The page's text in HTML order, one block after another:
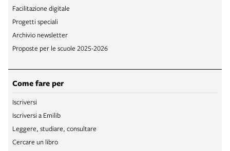
Facilitazione digitale
Progetti speciali
Archivio newsletter
Proposte per le scuole 2025-2026
Come fare per
Iscriversi
Iscriversi a Emilib
Leggere, studiare, consultare
Cercare un libro